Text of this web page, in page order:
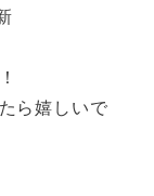
ら嬉しいで